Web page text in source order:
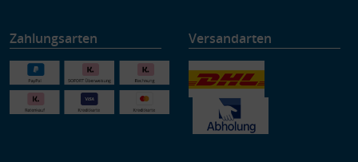
Zahlungsarten Versandarten